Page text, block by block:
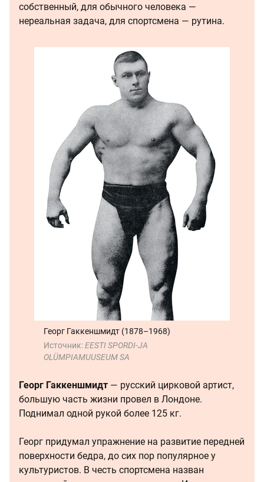
собственный, для обычного человека —
нереальная задача, для спортсмена — рутина.
Георг Гаккеншмидт (1878–1968)
Источник:EESTI SPORDI-JA
OLÜMPIAMUUSEUM SA
Георг Гаккеншмидт — русский цирковой артист,
большую часть жизни провел в Лондоне.
Поднимал одной рукой более 125 кг.
Георг придумал упражнение на развитие передней
поверхности бедра, до сих пор популярное у
культуристов. В честь спортсмена назван